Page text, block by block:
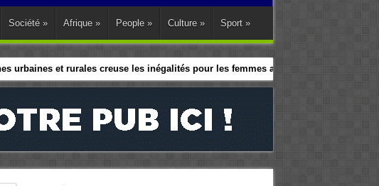
Société » Afrique » People » Culture » Sport »
urbaines et rurales creuse les inégalités pour les femmes africaines
adopte le programme d’action régional d’Abuja.